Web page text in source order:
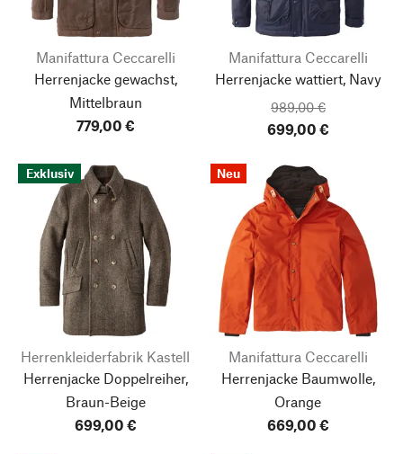
Manifattura Ceccarelli
Herrenjacke gewachst,
Mittelbraun
779,00 €
Manifattura Ceccarelli
Herrenjacke wattiert, Navy
989,00 €
699,00 €
Exklusiv
Herrenkleiderfabrik Kastell
Herrenjacke Doppelreiher,
Braun-Beige
699,00 €
Neu
Manifattura Ceccarelli
Herrenjacke Baumwolle,
Orange
669,00 €